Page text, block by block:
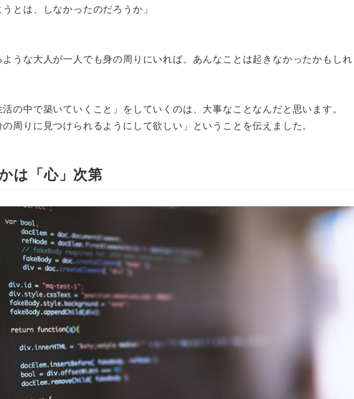
とは、しなかったのだろうか」
うな大人が一人でも身の周りにいれば、あんなことは起きなかったかもしれ
の中で築いていくこと」をしていくのは、大事なことなんだと思います。
周りに見つけられるようにして欲しい」ということを伝えました。
は「心」次第